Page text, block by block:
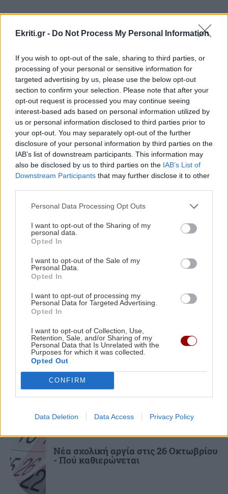
Ekriti.gr - Do Not Process My Personal Information
If you wish to opt-out of the sale, sharing to third parties, or
processing of your personal or sensitive information for
targeted advertising by us, please use the below opt-out
section to confirm your selection. Please note that after your
opt-out request is processed you may continue seeing
interest-based ads based on personal information utilized by
us or personal information disclosed to third parties prior to
your opt-out. You may separately opt-out of the further
disclosure of your personal information by third parties on the
IAB’s list of downstream participants. This information may
also be disclosed by us to third parties on the IAB’s List of
Downstream Participants that may further disclose it to other
Personal Data Processing Opt Outs
I want to opt-out of the Sharing of my
personal data.
Opted In
I want to opt-out of the Sale of my
Personal Data.
Opted In
I want to opt-out of processing my
Personal Data for Targeted Advertising.
Opted In
I want to opt-out of Collection, Use,
Retention, Sale, and/or Sharing of my
Personal Data that Is Unrelated with the
Purposes for which it was collected.
Opted Out
CONFIRM
Data Deletion Data Access Privacy Policy
ΟΠΕΚΑ: Την Παρασκευή 7 Αυγούστου η
δεύτερη πληρωμή των δικαιούχων του
17:21
ΚΡΗΤΗ
Ηράκλειο: Στο «Αττικόν» μεταφέρθηκε η
20χρονη που τραυματίστηκε έξω από το ΙΤΕ -
Κρίσιμα τα επόμενα χειρουργεία
17:14
BUSINESS
MINOAN LINES: Ταξίδια στη Μήλο με
εκπτώσεις έως 50%
ωκεανών που κρατούν τις θάλασσες ζωντανές
17:05
ΑΘΛΗΤΙΚΑ
ΟΦΗ: Ελεύθερη πλέον η διάθεση των
εισιτηρίων του Super Cup - Έφυγαν πάνω από
3.000
GOSSIP - LIFESTYLE
Μαρία Κορινθίου: «Αισθάνομαι μπουχτισμένη»
ΠΕΡΙΣΣΟΤΕΡΑ
GOSSIP - LIFESTYLE
Δύο Μαύρα Πουκάμισα:
Κυκλοφόρησε το trailer της νέας
δραματικής σειράς του Mega
Μάχη με τις φλόγες εν μέσω
καύσωνα στα Βαλκάνια: Πυρκαγιές σε
Σερβία και Αλβανία
Με λαμπρότητα και κατάνυξη το
Αρκαλοχώρι τίμησε τον Πολιούχο του!
Νέα σχολική αργία στις 26 Οκτωβρίου
- Πού καθιερώνεται